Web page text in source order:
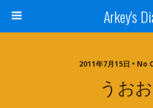
Arkey's
2011年7月15日 •
うお